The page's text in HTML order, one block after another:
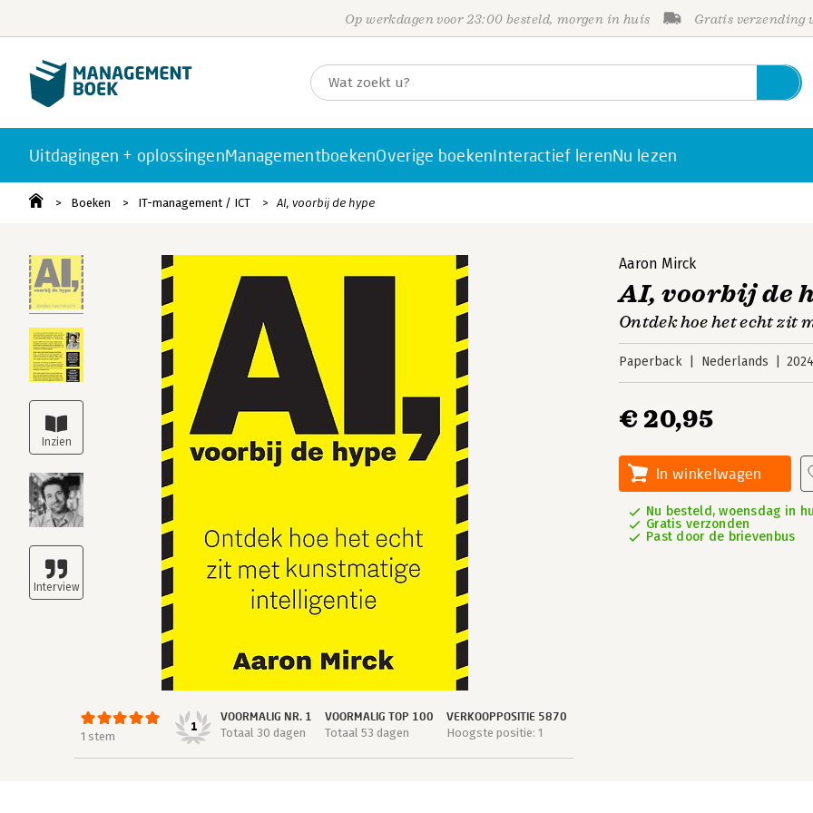
Op werkdagen voor 23:00 besteld, morgen in huis Gratis verzending
Uitdagingen + oplossingenManagementboekenOverige boekenInteractief lerenNu lezen
Boeken IT-management / ICT AI, voorbij de hype
1 stem
1
VOORMALIG NR. 1
Totaal 30 dagen
VOORMALIG TOP 100
Totaal 53 dagen
VERKOOPPOSITIE 5870
Hoogste positie: 1
Aaron Mirck
AI, voorbij de
Ontdek hoe het echt
Paperback Nederlands
€ 20,95
In winkelwagen
Nu besteld, woensdag in
Gratis verzonden
Past door de brievenbus